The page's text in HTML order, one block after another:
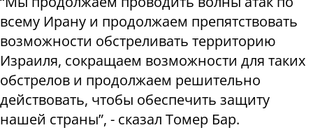
всему Ирану и продолжаем препятствовать
возможности обстреливать территорию
Израиля, сокращаем возможности для таких
обстрелов и продолжаем решительно
действовать, чтобы обеспечить защиту
нашей страны”, - сказал Томер Бар.